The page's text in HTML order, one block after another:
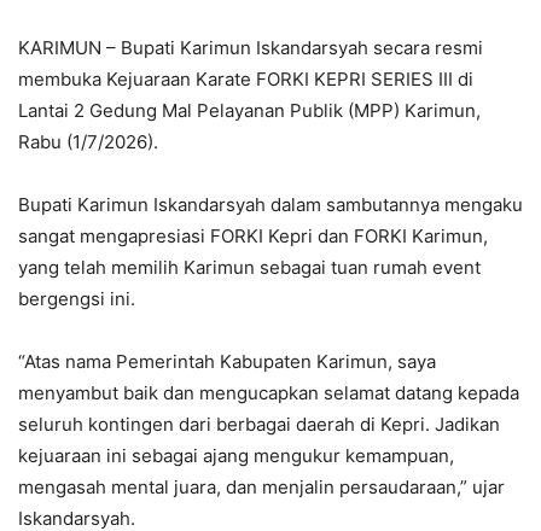
KARIMUN – Bupati Karimun Iskandarsyah secara resmi
membuka Kejuaraan Karate FORKI KEPRI SERIES III di
Lantai 2 Gedung Mal Pelayanan Publik (MPP) Karimun,
Rabu (1/7/2026).
Bupati Karimun Iskandarsyah dalam sambutannya mengaku
sangat mengapresiasi FORKI Kepri dan FORKI Karimun,
yang telah memilih Karimun sebagai tuan rumah event
bergengsi ini.
“Atas nama Pemerintah Kabupaten Karimun, saya
menyambut baik dan mengucapkan selamat datang kepada
seluruh kontingen dari berbagai daerah di Kepri. Jadikan
kejuaraan ini sebagai ajang mengukur kemampuan,
mengasah mental juara, dan menjalin persaudaraan,” ujar
Iskandarsyah.